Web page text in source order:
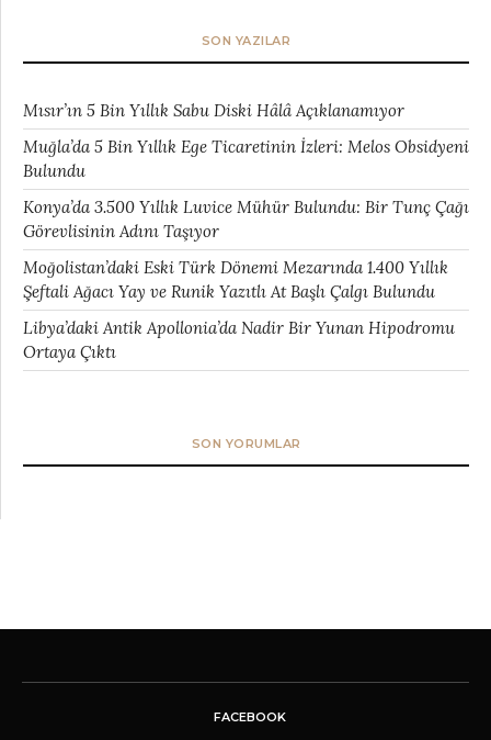
SON YAZILAR
Mısır’ın 5 Bin Yıllık Sabu Diski Hâlâ Açıklanamıyor
Muğla’da 5 Bin Yıllık Ege Ticaretinin İzleri: Melos Obsidyeni
Bulundu
Konya’da 3.500 Yıllık Luvice Mühür Bulundu: Bir Tunç Çağı
Görevlisinin Adını Taşıyor
Moğolistan’daki Eski Türk Dönemi Mezarında 1.400 Yıllık
Şeftali Ağacı Yay ve Runik Yazıtlı At Başlı Çalgı Bulundu
Libya’daki Antik Apollonia’da Nadir Bir Yunan Hipodromu
Ortaya Çıktı
SON YORUMLAR
FACEBOOK